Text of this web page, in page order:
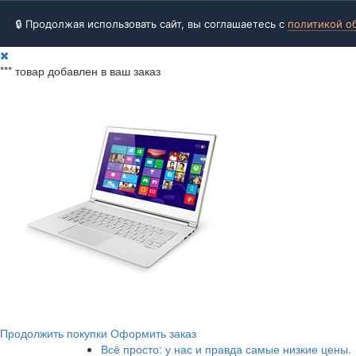
🔒 Продолжая использовать сайт, вы соглашаетесь с политикой
*** товар добавлен в ваш заказ
Продолжить покупки Оформить заказ
Всё просто: у нас и правда самые низкие цены.